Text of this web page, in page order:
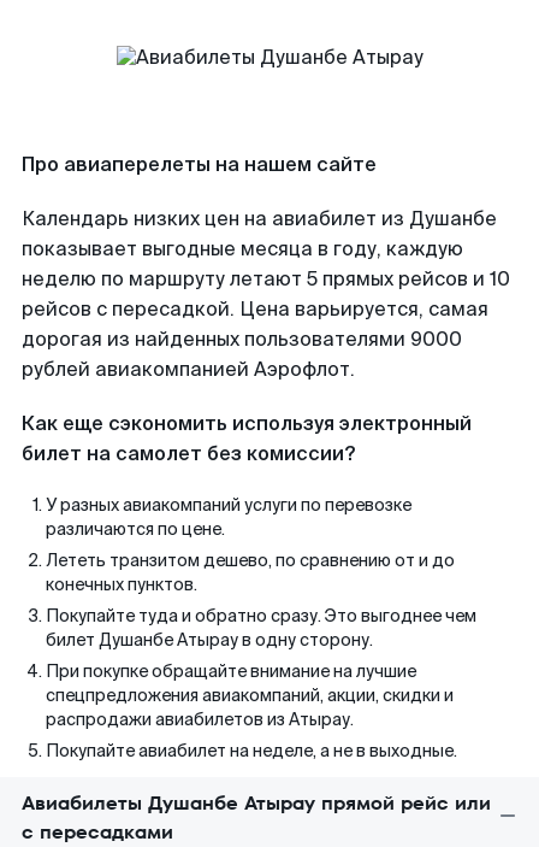
Про авиаперелеты на нашем сайте
Календарь низких цен на авиабилет из Душанбе
показывает выгодные месяца в году, каждую
неделю по маршруту летают 5 прямых рейсов и 10
рейсов с пересадкой. Цена варьируется, самая
дорогая из найденных пользователями 9000
рублей авиакомпанией Аэрофлот.
Как еще сэкономить используя электронный
билет на самолет без комиссии?
У разных авиакомпаний услуги по перевозке
различаются по цене.
Лететь транзитом дешево, по сравнению от и до
конечных пунктов.
Покупайте туда и обратно сразу. Это выгоднее чем
билет Душанбе Атырау в одну сторону.
При покупке обращайте внимание на лучшие
спецпредложения авиакомпаний, акции, скидки и
распродажи авиабилетов из Атырау.
Покупайте авиабилет на неделе, а не в выходные.
Авиабилеты Душанбе Атырау прямой рейс или
с пересадками